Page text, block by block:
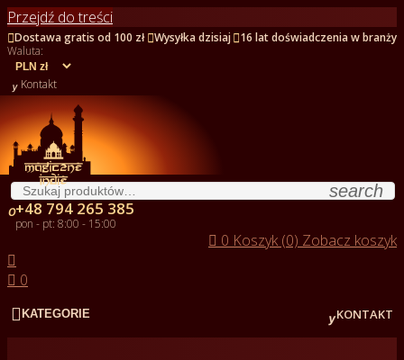
Przejdź do treści
Dostawa gratis od 100 zł Wysyłka dzisiaj 16 lat doświadczenia w branży
Waluta:
 Kontakt
search
+48 794 265 385
pon - pt: 8:00 - 15:00
 0 Koszyk (0) Zobacz koszyk

 0
 KATEGORIE KONTAKT